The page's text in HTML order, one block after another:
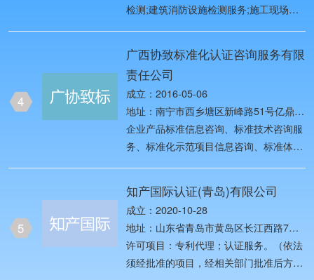
检测;建筑消防设施检测服务;施工现场质
仪器制造;船舶自动化、检测、监控系统
制造;桩基检测服务;消防检测技术研究、
开发;珠宝玉石检测服务;电气机械检测服
务;无线通信网络系统性能检测服务;代办
燃气钢瓶检测服务;室内环境检测;实验室
检测（涉及许可项目的需取得许可后方可
从事经营）;燃气特性检测;燃气用具检测;
针织品、纺织品、服装的检测;皮革检测
服务;箱包检测服务;雷电防护装置检测;管
理体系认证（具体
4
广西协致标准化认证咨询服务有限
责任公司
成立：2016-05-06
地址：南宁市西乡塘区新峰路51号亿鼎安
吉商业广场4号楼十九层1901号办公室
企业产品标准信息咨询、标准技术咨询服
务、标准化示范项目信息咨询、标准体系
后方可开展经营活动。）
5
知产国际认证(青岛)有限公司
成立：2020-10-28
地址：山东省青岛市黄岛区长江西路7号
唐宁国际1005国际知产认证中心
许可项目：专利代理；认证服务。（依法
须经批准的项目，经相关部门批准后方可